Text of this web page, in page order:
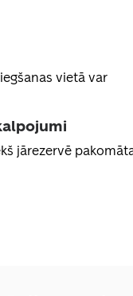
vietā var
jārezervē